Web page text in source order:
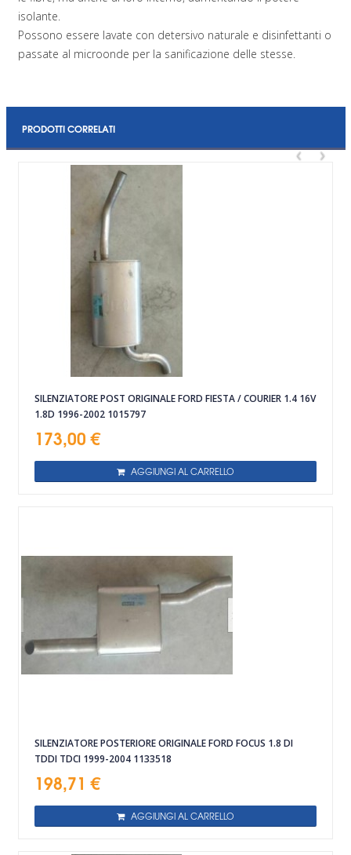
isolante.
Possono essere lavate con detersivo naturale e disinfettanti o
passate al microonde per la sanificazione delle stesse.
PRODOTTI CORRELATI
‹ ›
SILENZIATORE POST ORIGINALE FORD FIESTA / COURIER 1.4 16V
1.8D 1996-2002 1015797
173,00 €
AGGIUNGI AL CARRELLO
SILENZIATORE POSTERIORE ORIGINALE FORD FOCUS 1.8 DI
TDDI TDCI 1999-2004 1133518
198,71 €
AGGIUNGI AL CARRELLO